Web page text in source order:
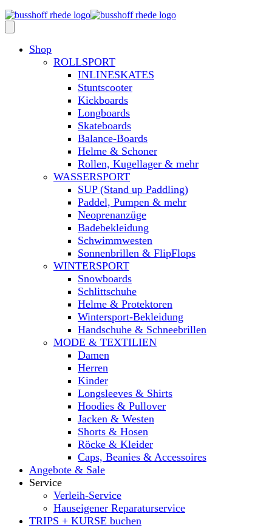
Shop
ROLLSPORT
INLINESKATES
Stuntscooter
Kickboards
Longboards
Skateboards
Balance-Boards
Helme & Schoner
Rollen, Kugellager & mehr
WASSERSPORT
SUP (Stand up Paddling)
Paddel, Pumpen & mehr
Neoprenanzüge
Badebekleidung
Schwimmwesten
Sonnenbrillen & FlipFlops
WINTERSPORT
Snowboards
Schlittschuhe
Helme & Protektoren
Wintersport-Bekleidung
Handschuhe & Schneebrillen
MODE & TEXTILIEN
Damen
Herren
Kinder
Longsleeves & Shirts
Hoodies & Pullover
Jacken & Westen
Shorts & Hosen
Röcke & Kleider
Caps, Beanies & Accessoires
Angebote & Sale
Service
Verleih-Service
Hauseigener Reparaturservice
TRIPS + KURSE buchen